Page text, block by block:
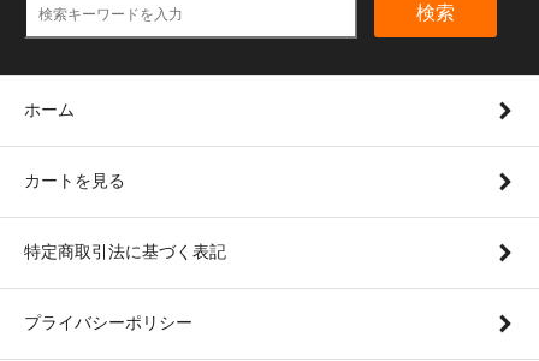
検索
ホーム
カートを見る
特定商取引法に基づく表記
プライバシーポリシー